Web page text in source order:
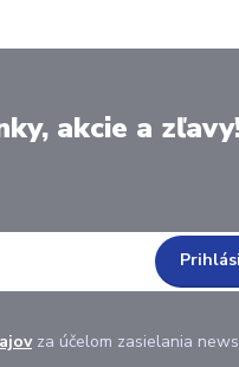
akcie a
za účelom zasielania